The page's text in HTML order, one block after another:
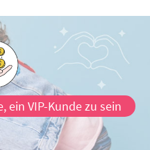
ein VIP-Kunde zu sein